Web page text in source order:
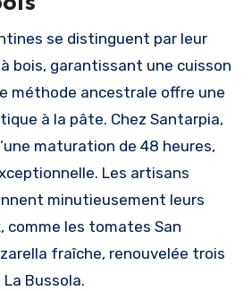
se distinguent par leur
bois, garantissant une cuisson
méthode ancestrale offre une
à la pâte. Chez Santarpia,
maturation de 48 heures,
Les artisans
minutieusement leurs
comme les tomates San
fraîche, renouvelée trois
Bussola.